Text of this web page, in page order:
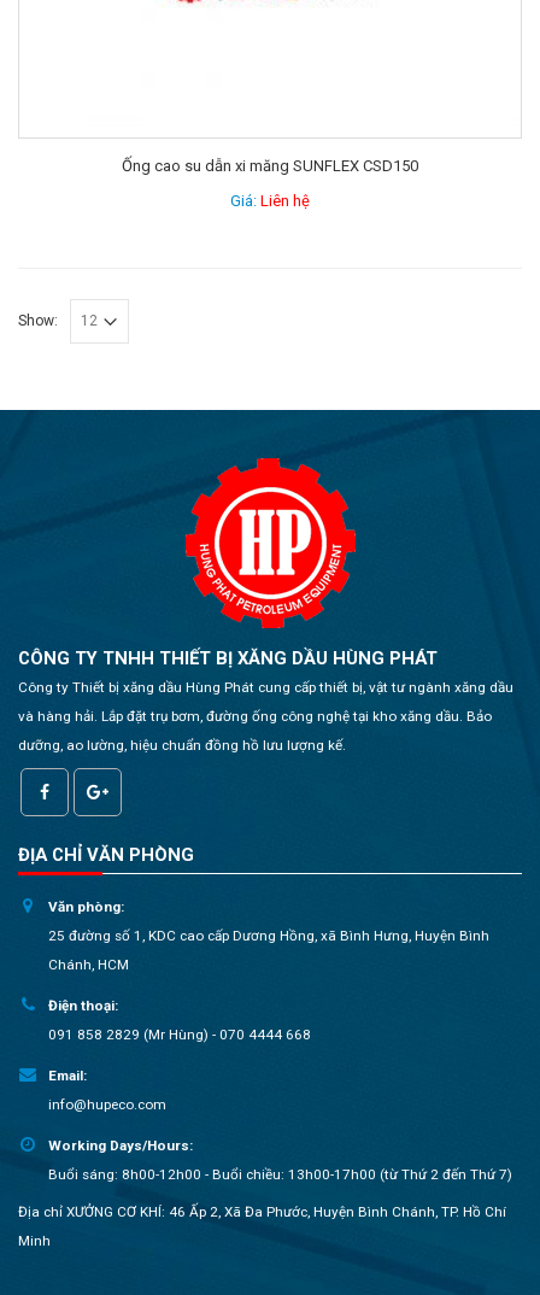
Ống cao su dẫn xi măng SUNFLEX CSD150
Giá: Liên hệ
Show:
CÔNG TY TNHH THIẾT BỊ XĂNG DẦU HÙNG PHÁT
Công ty Thiết bị xăng dầu Hùng Phát cung cấp thiết bị, vật tư ngành xăng dầu
và hàng hải. Lắp đặt trụ bơm, đường ống công nghệ tại kho xăng dầu. Bảo
dưỡng, ao lường, hiệu chuẩn đồng hồ lưu lượng kế.
ĐỊA CHỈ VĂN PHÒNG
Văn phòng:
25 đường số 1, KDC cao cấp Dương Hồng, xã Bình Hưng, Huyện Bình
Chánh, HCM
Điện thoại:
091 858 2829 (Mr Hùng) - 070 4444 668
Email:
info@hupeco.com
Working Days/Hours:
Buổi sáng: 8h00-12h00 - Buổi chiều: 13h00-17h00 (từ Thứ 2 đến Thứ 7)
Địa chỉ XƯỞNG CƠ KHÍ: 46 Ấp 2, Xã Đa Phước, Huyện Bình Chánh, TP. Hồ Chí
Minh